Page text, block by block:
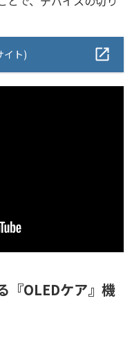
イト)
『OLEDケア』機